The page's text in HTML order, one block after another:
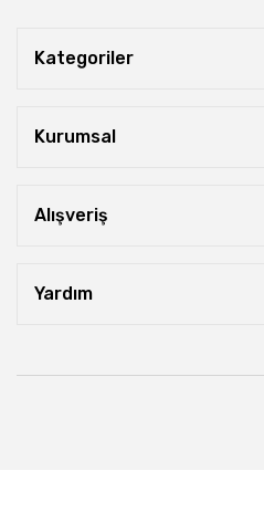
Kategoriler
Kurumsal
Alışveriş
Yardım